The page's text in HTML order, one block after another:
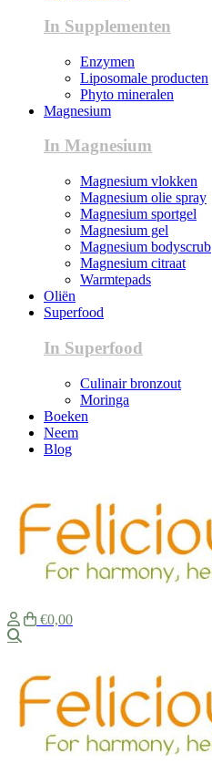
In Supplementen
Enzymen
Liposomale producten
Phyto mineralen
Magnesium
In Magnesium
Magnesium vlokken
Magnesium olie spray
Magnesium sportgel
Magnesium gel
Magnesium bodyscrub
Magnesium citraat
Warmtepads
Oliën
Superfood
In Superfood
Culinair bronzout
Moringa
Boeken
Neem
Blog
€0,00